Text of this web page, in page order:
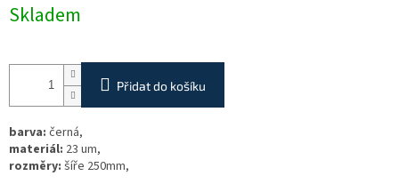
cena:
Skladem
Přidat do košíku
barva: černá,
materiál: 23 um,
rozměry: šíře 250mm,